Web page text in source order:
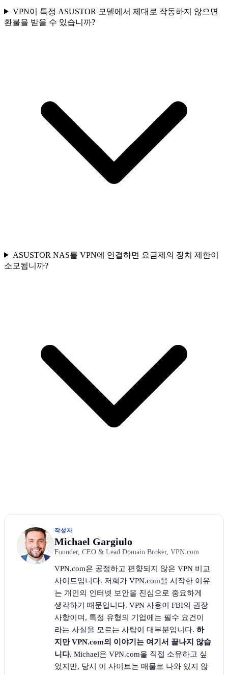
VPN이 특정 ASUSTOR 모델에서 제대로 작동하지 않으면
환불을 받을 수 있습니까?
ASUSTOR NAS를 VPN에 연결하면 요금제의 장치 제한이
소모됩니까?
작성자
Michael Gargiulo
Founder, CEO & Lead Domain Broker, VPN.com
VPN.com은 공정하고 편향되지 않은 VPN 비교
사이트입니다. 저희가 VPN.com을 시작한 이유
는 개인의 인터넷 보안을 진심으로 중요하게
생각하기 때문입니다. VPN 사용이 FBI의 권장
사항이며, 특정 유형의 기업에는 필수 요건이
라는 사실을 모르는 사람이 대부분입니다. 하
지만 VPN.com의 이야기는 여기서 끝나지 않습
니다. Michael은 VPN.com을 직접 소유하고 싶
었지만, 당시 이 사이트는 매물로 나와 있지 않